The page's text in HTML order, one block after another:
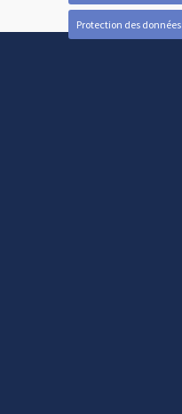
Protection des données